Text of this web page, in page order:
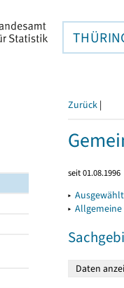
Zurück |
seit 01.08.1996
▸
▸